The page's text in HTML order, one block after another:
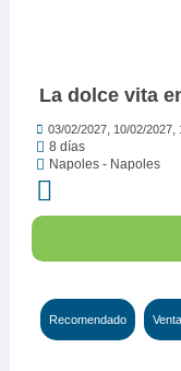
La dolce vita
03/02/2027 10/02/2027
8 días
Napoles - Napoles
Recomendado